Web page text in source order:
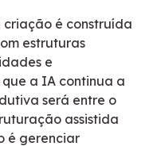
criação é construída
estruturas
e
a IA continua a
será entre o
assistida
é gerenciar